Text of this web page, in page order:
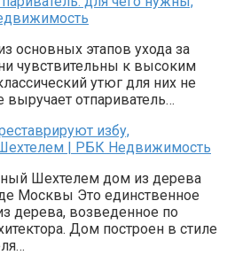
основных этапов ухода за
чувствительны к высоким
утюг для них не
выручает отпариватель…
избу,
| РБК Недвижимость
Шехтелем дом из дерева
Москвы Это единственное
дерева, возведенное по
Дом построен в стиле